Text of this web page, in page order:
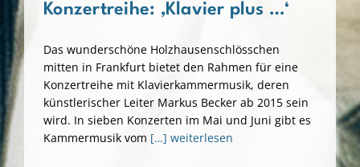
Konzertreihe: ‚Klavier plus …‘
Das wunderschöne Holzhausenschlösschen
mitten in Frankfurt bietet den Rahmen für eine
Konzertreihe mit Klavierkammermusik, deren
künstlerischer Leiter Markus Becker ab 2015 sein
wird. In sieben Konzerten im Mai und Juni gibt es
Kammermusik vom […] weiterlesen